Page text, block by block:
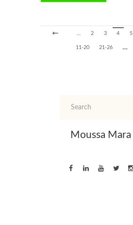
2 3 4 5
11-20 21-26
Moussa Mara